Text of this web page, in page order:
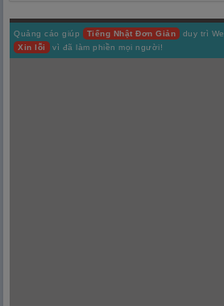
Quảng cáo giúp Tiếng Nhật Đơn Giản duy trì
Xin lỗi
vì đã làm phiền mọi người!